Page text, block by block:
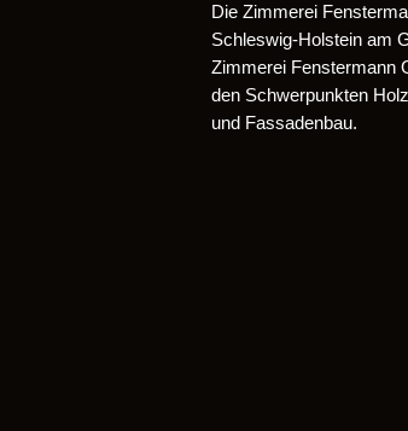
Die Zimmerei
Schleswig-Holstein am
Zimmerei Fenstermann
den Schwerpunkten
und Fassadenbau.